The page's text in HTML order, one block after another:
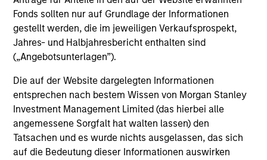
Fonds sollten nur auf Grundlage der Informationen
gestellt werden, die im jeweiligen Verkaufsprospekt,
Jahres- und Halbjahresbericht enthalten sind
(„Angebotsunterlagen”).
Die auf der Website dargelegten Informationen
entsprechen nach bestem Wissen von Morgan Stanley
Investment Management Limited (das hierbei alle
angemessene Sorgfalt hat walten lassen) den
Tatsachen und es wurde nichts ausgelassen, das sich
auf die Bedeutung dieser Informationen auswirken
Philippe Sudan